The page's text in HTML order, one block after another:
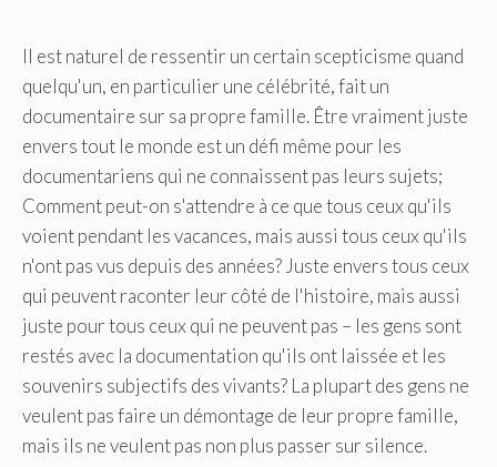
Il est naturel de ressentir un certain scepticisme quand
quelqu'un, en particulier une célébrité, fait un
documentaire sur sa propre famille. Être vraiment juste
envers tout le monde est un défi même pour les
documentariens qui ne connaissent pas leurs sujets;
Comment peut-on s'attendre à ce que tous ceux qu'ils
voient pendant les vacances, mais aussi tous ceux qu'ils
n'ont pas vus depuis des années? Juste envers tous ceux
qui peuvent raconter leur côté de l'histoire, mais aussi
juste pour tous ceux qui ne peuvent pas – les gens sont
restés avec la documentation qu'ils ont laissée et les
souvenirs subjectifs des vivants? La plupart des gens ne
veulent pas faire un démontage de leur propre famille,
mais ils ne veulent pas non plus passer sur silence.